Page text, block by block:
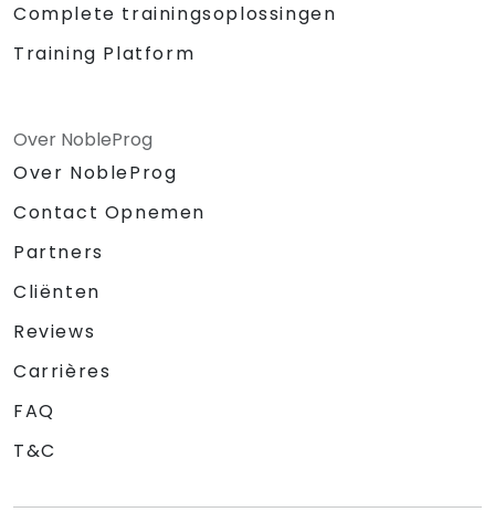
Complete trainingsoplossingen
Training Platform
Over NobleProg
Over NobleProg
Contact Opnemen
Partners
Cliënten
Reviews
Carrières
FAQ
T&C